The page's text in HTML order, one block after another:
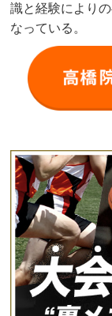
識と経験により
なっている。